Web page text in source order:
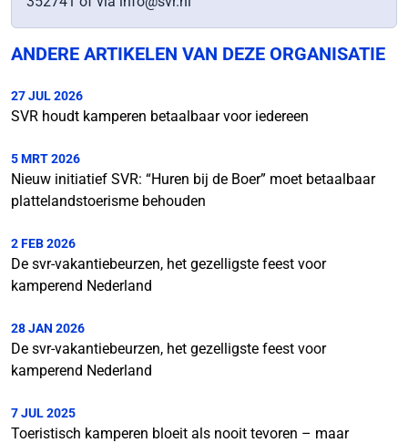
ANDERE ARTIKELEN VAN DEZE ORGANISATIE
27 JUL 2026
SVR houdt kamperen betaalbaar voor iedereen
5 MRT 2026
Nieuw initiatief SVR: “Huren bij de Boer” moet betaalbaar
plattelandstoerisme behouden
2 FEB 2026
De svr-vakantiebeurzen, het gezelligste feest voor
kamperend Nederland
28 JAN 2026
De svr-vakantiebeurzen, het gezelligste feest voor
kamperend Nederland
7 JUL 2025
Toeristisch kamperen bloeit als nooit tevoren – maar